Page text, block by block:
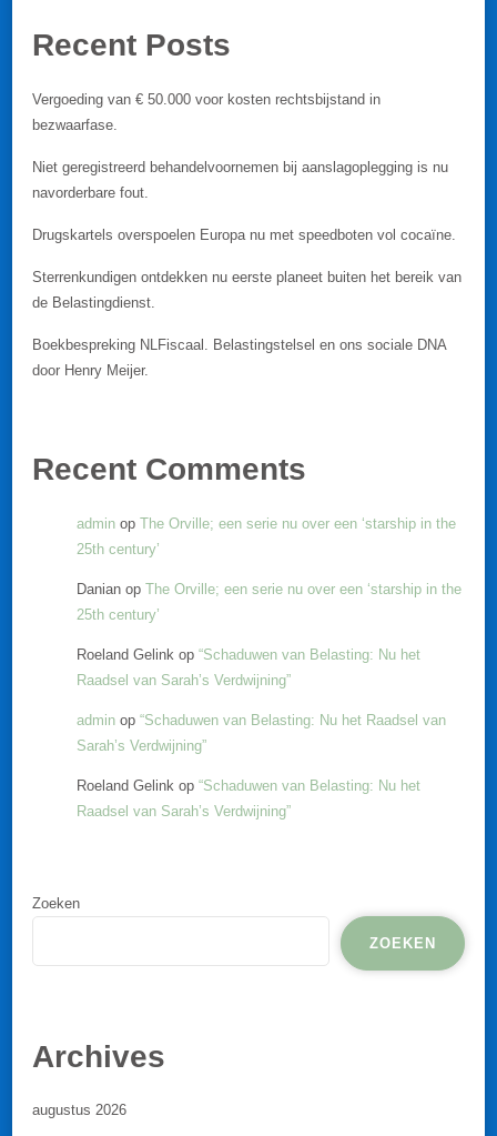
Recent Posts
Vergoeding van € 50.000 voor kosten rechtsbijstand in
bezwaarfase.
Niet geregistreerd behandelvoornemen bij aanslagoplegging is nu
navorderbare fout.
Drugskartels overspoelen Europa nu met speedboten vol cocaïne.
Sterrenkundigen ontdekken nu eerste planeet buiten het bereik van
de Belastingdienst.
Boekbespreking NLFiscaal. Belastingstelsel en ons sociale DNA
door Henry Meijer.
Recent Comments
admin op The Orville; een serie nu over een ‘starship in the
25th century’
Danian op The Orville; een serie nu over een ‘starship in the
25th century’
Roeland Gelink op “Schaduwen van Belasting: Nu het
Raadsel van Sarah’s Verdwijning”
admin op “Schaduwen van Belasting: Nu het Raadsel van
Sarah’s Verdwijning”
Roeland Gelink op “Schaduwen van Belasting: Nu het
Raadsel van Sarah’s Verdwijning”
Zoeken
ZOEKEN
Archives
augustus 2026